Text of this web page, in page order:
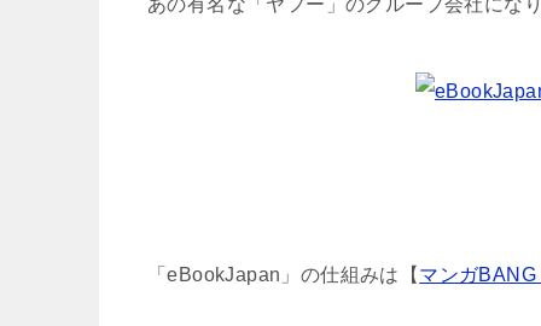
あの有名な「ヤフー」のグループ会社にな
「eBookJapan」の仕組みは【 マンガBANG